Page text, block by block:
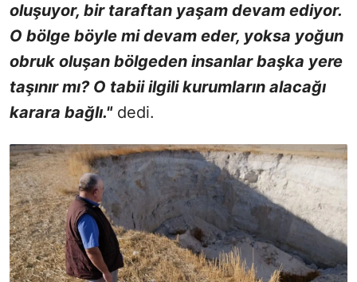
oluşuyor, bir taraftan yaşam devam ediyor.
O bölge böyle mi devam eder, yoksa yoğun
obruk oluşan bölgeden insanlar başka yere
taşınır mı? O tabii ilgili kurumların alacağı
karara bağlı."dedi.